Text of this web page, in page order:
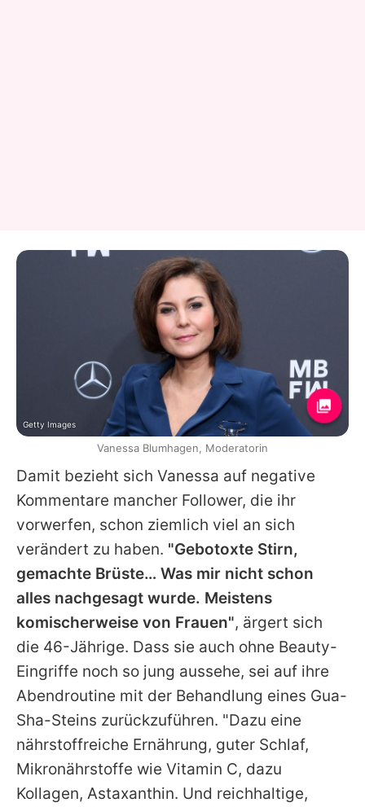
Damit bezieht sich Vanessa auf negative
Kommentare mancher Follower, die ihr
vorwerfen, schon ziemlich viel an sich
verändert zu haben. "Gebotoxte Stirn,
gemachte Brüste… Was mir nicht schon
alles nachgesagt wurde. Meistens
komischerweise von Frauen", ärgert sich
die 46-Jährige. Dass sie auch ohne Beauty-
Eingriffe noch so jung aussehe, sei auf ihre
Abendroutine mit der Behandlung eines Gua-
Sha-Steins zurückzuführen. "Dazu eine
nährstoffreiche Ernährung, guter Schlaf,
Mikronährstoffe wie Vitamin C, dazu
Kollagen, Astaxanthin. Und reichhaltige,
Getty Images
Vanessa Blumhagen, Moderatorin